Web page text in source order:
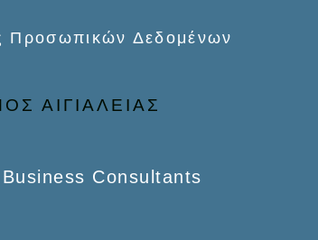
Προσωπικών Δεδομένων
ΑΙΓΙΑΛΕΙΑΣ
Consultants